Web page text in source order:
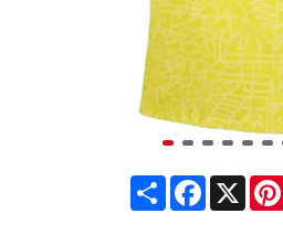
ShareFacebook
X